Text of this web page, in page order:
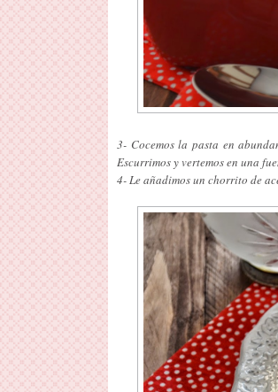
3- Cocemos la pasta en
Escurrimos y vertemos en una
4- Le añadimos un chorrito de